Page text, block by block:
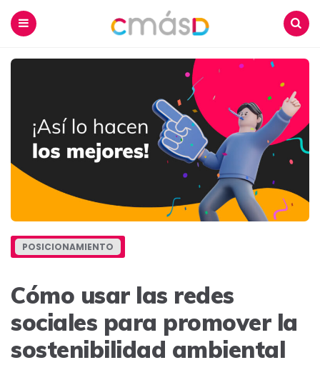
POSICIONAMIENTO
Cómo usar las redes
sociales para promover la
sostenibilidad ambiental